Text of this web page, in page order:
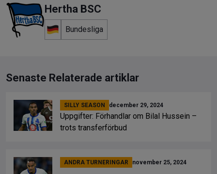
Hertha BSC
Bundesliga
Senaste Relaterade artiklar
SILLY SEASON december 29, 2024
Uppgifter: Förhandlar om Bilal Hussein –
trots transferförbud
ANDRA TURNERINGAR november 25, 2024